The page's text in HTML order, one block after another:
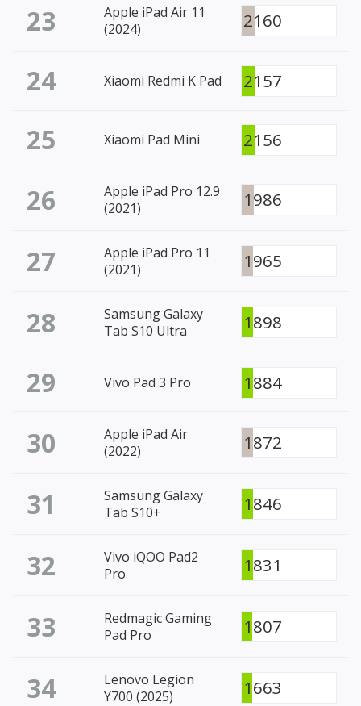
23
Apple iPad Air 11
(2024)
2160
24 Xiaomi Redmi K Pad 2157
25 Xiaomi Pad Mini 2156
26
Apple iPad Pro 12.9
(2021)
1986
27
Apple iPad Pro 11
(2021)
1965
28
Samsung Galaxy
Tab S10 Ultra
1898
29 Vivo Pad 3 Pro 1884
30
Apple iPad Air
(2022)
1872
31
Samsung Galaxy
Tab S10+
1846
32
Vivo iQOO Pad2
Pro
1831
33
Redmagic Gaming
Pad Pro
1807
34
Lenovo Legion
Y700 (2025)
1663